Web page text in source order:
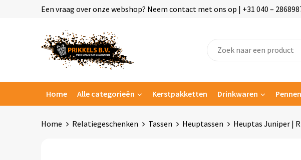
Een vraag over onze webshop? Neem contact met ons op | +31 040 –
Home Alle categorieën Kerstpakketten Drinkwaren Pennen
Home Relatiegeschenken Tassen Heuptassen Heuptas Juniper |